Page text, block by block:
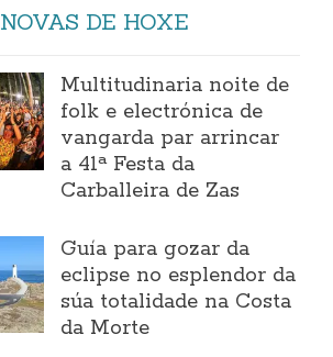
NOVAS DE HOXE
Multitudinaria noite de
folk e electrónica de
vangarda par arrincar
a 41ª Festa da
Carballeira de Zas
Guía para gozar da
eclipse no esplendor da
súa totalidade na Costa
da Morte